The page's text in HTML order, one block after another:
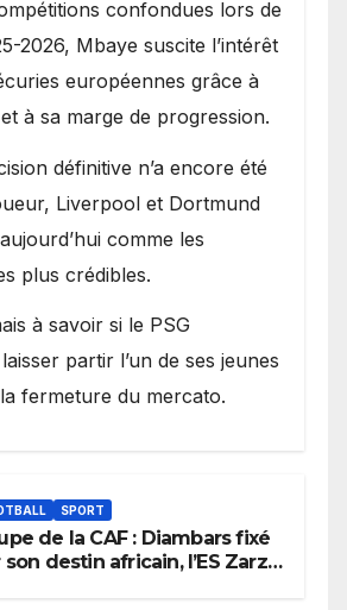
confondues lors de
2026, Mbaye suscite l’intérêt
européennes grâce à
à sa marge de progression.
définitive n’a encore été
Liverpool et Dortmund
comme les
plus crédibles.
à savoir si le PSG
partir l’un de ses jeunes
fermeture du mercato.
SPORT
de la CAF : Diambars fixé
son destin africain, l’ES Zarzis